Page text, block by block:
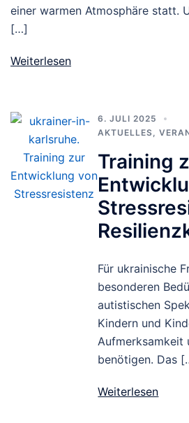
einer warmen Atmosphäre statt.
[…]
Weiterlesen
6. JULI 2025
AKTUELLES ,
Training
Für ukrainische
besonderen
autistischen
Kindern und
Aufmerksamkeit
benötigen. Das
Weiterlesen